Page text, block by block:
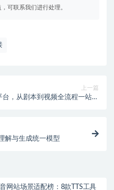
可联系我们进行处理。
上一篇
，从剧本到视频全流程一站式
解与生成统一模型
网站场景适配榜：8款TTS工具